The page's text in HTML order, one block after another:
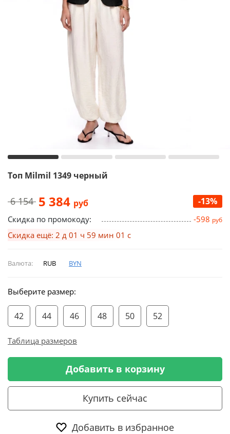
Топ Milmil 1349 черный
6 154 5 384 руб -13%
Скидка по промокоду: -598 руб
Скидка ещё: 2 д 01 ч 59 мин 00 с
Валюта: RUB BYN
Выберите размер:
42 44 46 48 50 52
Таблица размеров
Добавить в корзину
Купить сейчас
Добавить в избранное